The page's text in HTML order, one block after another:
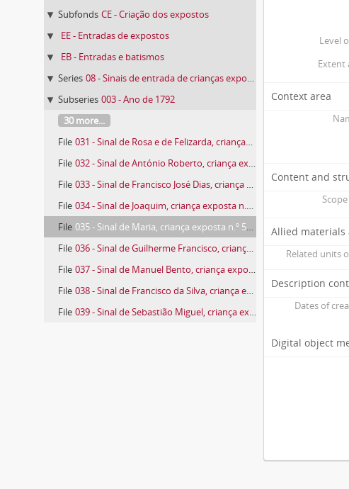
Subfonds CE - Criação dos expostos
EE - Entradas de expostos
EB - Entradas e batismos
Series 08 - Sinais de entrada de crianças expostas
Subseries 003 - Ano de 1792
30 more...
File 031 - Sinal de Rosa e de Felizarda, crianças expostas n.º 48 e 49 de 1792
File 032 - Sinal de António Roberto, criança exposta n.º 51 de 1792
File 033 - Sinal de Francisco José Dias, criança exposta n.º 54 de 1792
File 034 - Sinal de Joaquim, criança exposta n.º 55 de 1792
File 035 - Sinal de Maria, criança exposta n.º 56 de 1792
File 036 - Sinal de Guilherme Francisco, criança exposta n.º 57 de 1792
File 037 - Sinal de Manuel Bento, criança exposta n.º 58 de 1792
File 038 - Sinal de Francisco da Silva, criança exposta n.º 59 de 1792
File 039 - Sinal de Sebastião Miguel, criança exposta n.º 62 de 1792
Level
Extent
Context area
Content and
Allied materials
Related units
Description
Dates of
Digital object